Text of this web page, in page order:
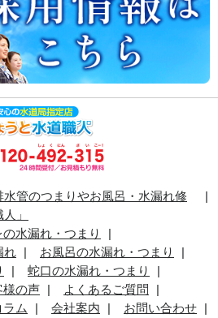
管のつまりやお風呂・水漏れ修
」
の水漏れ・つまり
れ
お風呂の水漏れ・つまり
蛇口の水漏れ・つまり
様の声
よくあるご質問
ラム 会社案内
お問い合わせ